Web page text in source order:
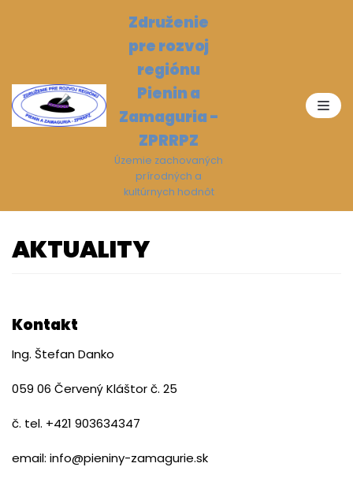
Združenie
pre rozvoj
regiónu
Pienin a
Zamaguria -
ZPRRPZ
Územie zachovaných
prírodných a
kultúrnych hodnôt
AKTUALITY
Kontakt
Ing. Štefan Danko
059 06 Červený Kláštor č. 25
č. tel. +421 903634347
email: info@pieniny-zamagurie.sk